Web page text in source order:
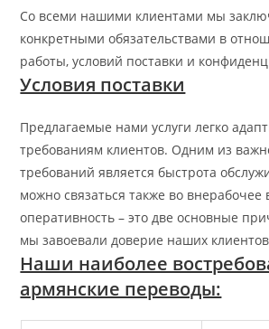
Со всеми нашими клиентами мы
конкретными обязательствами в
работы, условий поставки и
Условия поставки
Предлагаемые нами услуги легко
требованиям клиентов. Одним из
требований является быстрота
можно связаться также во внерабочее
оперативность – это две основные
мы завоевали доверие наших
Наши наиболее
армянские переводы: